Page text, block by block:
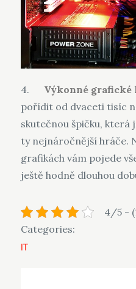
4. Výkonné grafické
pořídit od dvaceti tisíc
skutečnou špičku,
ty nejnáročnější hráče.
grafikách vám pojede
ještě hodně dlouhou
4/5 -
Categories:
IT